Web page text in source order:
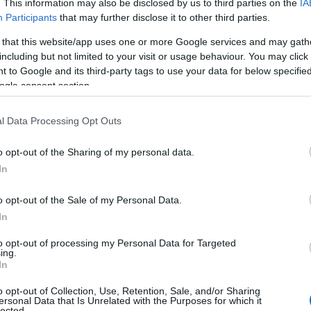
This information may also be disclosed by us to third parties on the
Participants that may further disclose it to other third parties.
that this website/app uses one or more Google services and may
but not limited to your visit or usage behaviour. You may
to Google and its third-party tags to use your data for below
consent section.
Data Processing Opt Outs
opt-out of the Sharing of my personal data.
opt-out of the Sale of my Personal Data.
opt-out of processing my Personal Data for Targeted
opt-out of Collection, Use, Retention, Sale, and/or Sharing
Data that Is Unrelated with the Purposes for which it
moeten zijn om te overleven, heeft de regio
missen! Ben jij een micro-, kleine of
wel eens de kans zijn waar je op hebt gewacht!
namelijk de deuren voor aanvragen voor
Er zijn speciale mogelijkheden voor de houtsector
in?
n. 33-1085 van 6 mei 2025, biedt een unieke
indienen via een gebruiksvriendelijk online
bedrijven geregistreerd zijn. Dit betekent dat als
producten, je nu de kans hebt om je bedrijf te
Klinkt goed, toch?